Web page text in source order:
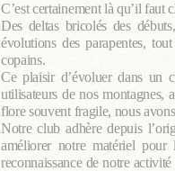
C’est certainement là qu’il faut
Des deltas bricolés des
évolutions des parapentes,
copains.
Ce plaisir d’évoluer dans un
utilisateurs de nos montagnes,
flore souvent fragile, nous
Notre club adhère depuis
améliorer notre matériel
reconnaissance de notre